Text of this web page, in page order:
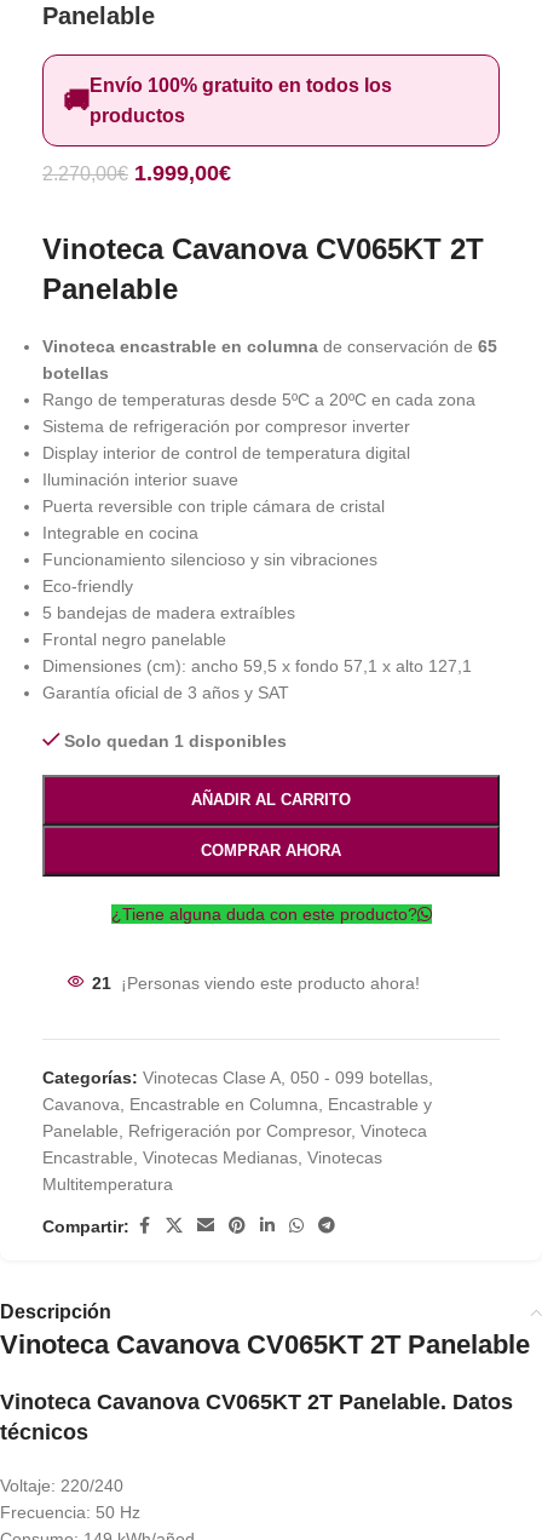
Panelable
🚚Envío 100% gratuito en todos los
productos
2.270,00€ 1.999,00€
Vinoteca Cavanova CV065KT 2T
Panelable
Vinoteca encastrable en columna de conservación de 65
botellas
Rango de temperaturas desde 5ºC a 20ºC en cada zona
Sistema de refrigeración por compresor inverter
Display interior de control de temperatura digital
Iluminación interior suave
Puerta reversible con triple cámara de cristal
Integrable en cocina
Funcionamiento silencioso y sin vibraciones
Eco-friendly
5 bandejas de madera extraíbles
Frontal negro panelable
Dimensiones (cm): ancho 59,5 x fondo 57,1 x alto 127,1
Garantía oficial de 3 años y SAT
Solo quedan 1 disponibles
AÑADIR AL CARRITO
COMPRAR AHORA
¿Tiene alguna duda con este producto?
21 ¡Personas viendo este producto ahora!
Categorías: Vinotecas Clase A 050 - 099 botellas
Cavanova
Encastrable en Columna
Encastrable y
Panelable
Refrigeración por Compresor, Vinoteca
Encastrable Vinotecas Medianas Vinotecas
Multitemperatura
Compartir:
Descripción
Vinoteca Cavanova CV065KT 2T Panelable
Vinoteca Cavanova CV065KT 2T Panelable. Datos
técnicos
Voltaje: 220/240
Frecuencia: 50 Hz